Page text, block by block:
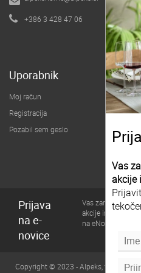
Vas
akcije
+386 3 428 47 06
Uporabnik
Moj račun
Registracija
Pozabil sem geslo
Prijava
na e-
novice
Vas zanima
akcije in
na eNovice in
Copyright © 2023 - Alpeks, trgovsko